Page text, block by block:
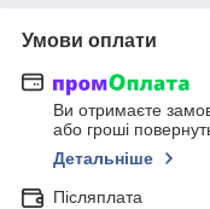
Умови оплати
Ви отримаєте
або гроші
Детальніше
Післяплата